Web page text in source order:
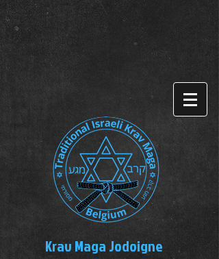
krav maga traditional israeli krav
maga belgium tikmb avikzar
system violence agression
harcelement
Krav Maga Jodoigne